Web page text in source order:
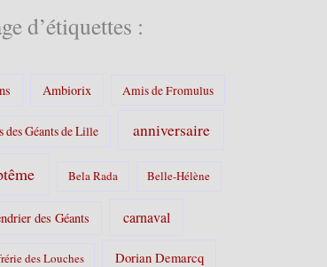
d’étiquettes :
Ambiorix Amis de Fromulus
des Géants de Lille anniversaire
Bela Rada Belle-Hélène
des Géants carnaval
des Louches Dorian Demarcq